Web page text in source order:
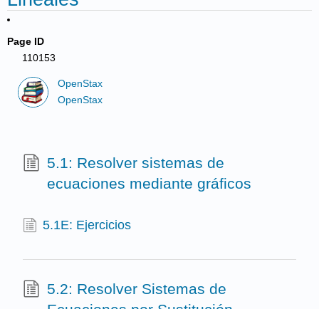
Page ID
110153
OpenStax
OpenStax
5.1: Resolver sistemas de
ecuaciones mediante gráficos
5.1E: Ejercicios
5.2: Resolver Sistemas de